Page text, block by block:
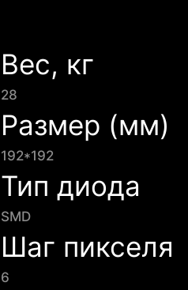
Вес, кг
28
Размер (мм)
192*192
Тип диода
SMD
Шаг пикселя
6